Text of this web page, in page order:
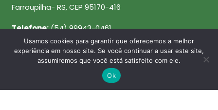
Farroupilha- RS, CEP 95170-416
Telefone:(54) 99943-0461
Email:julio@agenterecicla.com
Usamos cookies para garantir que oferecemos a melhor
experiência em nosso site. Se você continuar a usar este site,
assumiremos que você está satisfeito com ele.
Ok